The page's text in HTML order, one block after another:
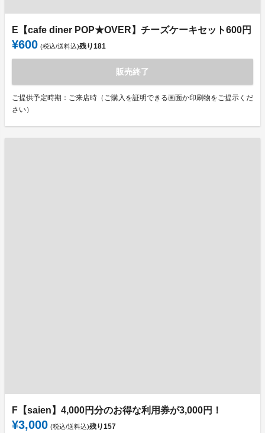
E【cafe diner POP★OVER】チーズケーキセット600円
¥600 (税込/送料込)残り181
販売終了
ご提供予定時期：ご来店時（ご購入を証明できる画面か印刷物をご提示くだ
さい）
F【saien】4,000円分のお得な利用券が3,000円！
¥3,000 (税込/送料込)残り157